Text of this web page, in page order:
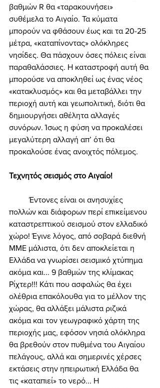
βαθμών R θα «ταρακουνήσει»
συθέμελα το Αιγαίο. Τα κύματα
μπορούν να φθάσουν έως και τα 20-25
μέτρα, «καταπίνοντας» ολόκληρες
νησίδες. Θα πάσχουν όσες πόλεις είναι
παραθαλάσσιες. Η καταστροφή αυτή θα
μπορούσε να αποκληθεί ως ένας νέος
«κατακλυσμός» και θα μεταβάλλει την
περιοχή αυτή και γεωπολιτική, διότι θα
δημιουργήσει αθέλητα αλλαγές
συνόρων. Ίσως η φύση να προκαλέσει
μεγαλύτερη αλλαγή απ’ ότι θα
προκαλούσε ένας ανοιχτός πόλεμος.
Τεχνητός σεισμός στο Αιγαίο!
	Έντονες είναι οι ανησυχίες
πολλών και διάφορων περί επικείμενου
καταστρεπτικού σεισμού στον ελλαδικό
χώρο! Έγινε λόγος, από σοβαρά διεθνή
ΜΜΕ μάλιστα, ότι δεν αποκλείεται η
Ελλάδα να γνωρίσει σεισμικό χτύπημα
ακόμα και... 9 βαθμών της κλίμακας
Ρίχτερ!!! Κάτι που ασφαλώς θα έχει
ολέθρια επακόλουθα για το μέλλον της
χώρας, θα αλλάξει μάλιστα ριζικά
ακόμα και τον γεωγραφικό χάρτη της
περιοχής μας, εφόσον νησιά ολόκληρα
θα βρεθούν στον πυθμένα του Αιγαίου
πελάγους, αλλά και σημερινές χέρσες
εκτάσεις στην ηπειρωτική Ελλάδα θα
τις «καταπιεί» το νερό... Η